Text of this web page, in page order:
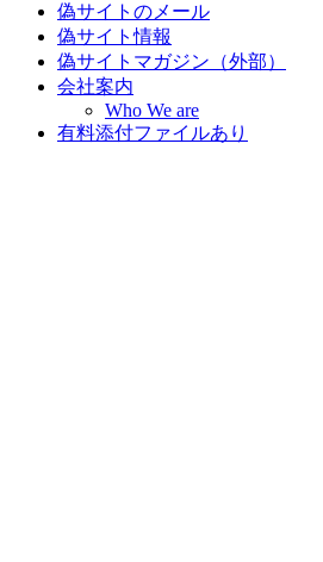
偽サイトのメール
偽サイト情報
偽サイトマガジン（外部）
会社案内
Who We are
有料添付ファイルあり